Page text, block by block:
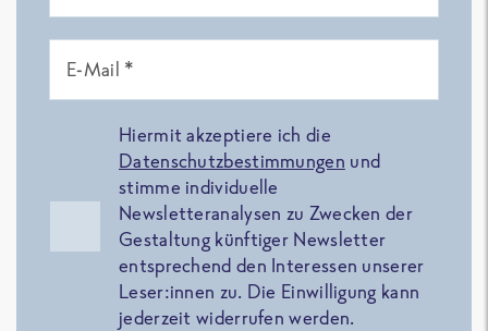
E-Mail *
Hiermit akzeptiere ich die
Datenschutzbestimmungen und
stimme individuelle
Newsletteranalysen zu Zwecken der
Gestaltung künftiger Newsletter
entsprechend den Interessen unserer
Leser:innen zu. Die Einwilligung kann
jederzeit widerrufen werden.